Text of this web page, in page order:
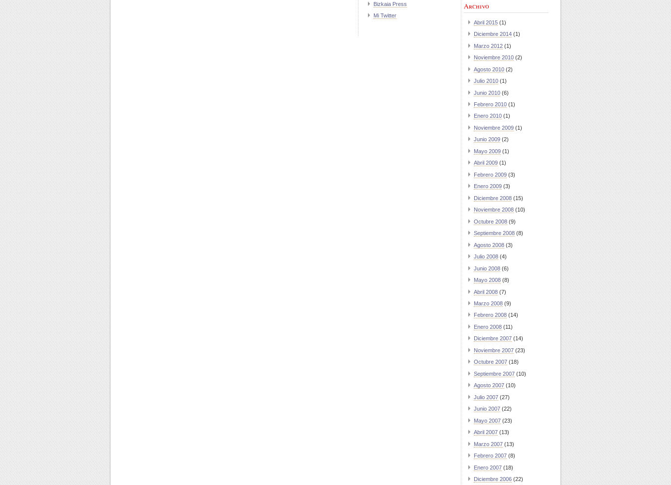
Bizkaia Press
Mi Twitter
Archivo
Abril 2015 (1)
Diciembre 2014 (1)
Marzo 2012 (1)
Noviembre 2010 (2)
Agosto 2010 (2)
Julio 2010 (1)
Junio 2010 (6)
Febrero 2010 (1)
Enero 2010 (1)
Noviembre 2009 (1)
Junio 2009 (2)
Mayo 2009 (1)
Abril 2009 (1)
Febrero 2009 (3)
Enero 2009 (3)
Diciembre 2008 (15)
Noviembre 2008 (10)
Octubre 2008 (9)
Septiembre 2008 (8)
Agosto 2008 (3)
Julio 2008 (4)
Junio 2008 (6)
Mayo 2008 (8)
Abril 2008 (7)
Marzo 2008 (9)
Febrero 2008 (14)
Enero 2008 (11)
Diciembre 2007 (14)
Noviembre 2007 (23)
Octubre 2007 (18)
Septiembre 2007 (10)
Agosto 2007 (10)
Julio 2007 (27)
Junio 2007 (22)
Mayo 2007 (23)
Abril 2007 (13)
Marzo 2007 (13)
Febrero 2007 (8)
Enero 2007 (18)
Diciembre 2006 (22)